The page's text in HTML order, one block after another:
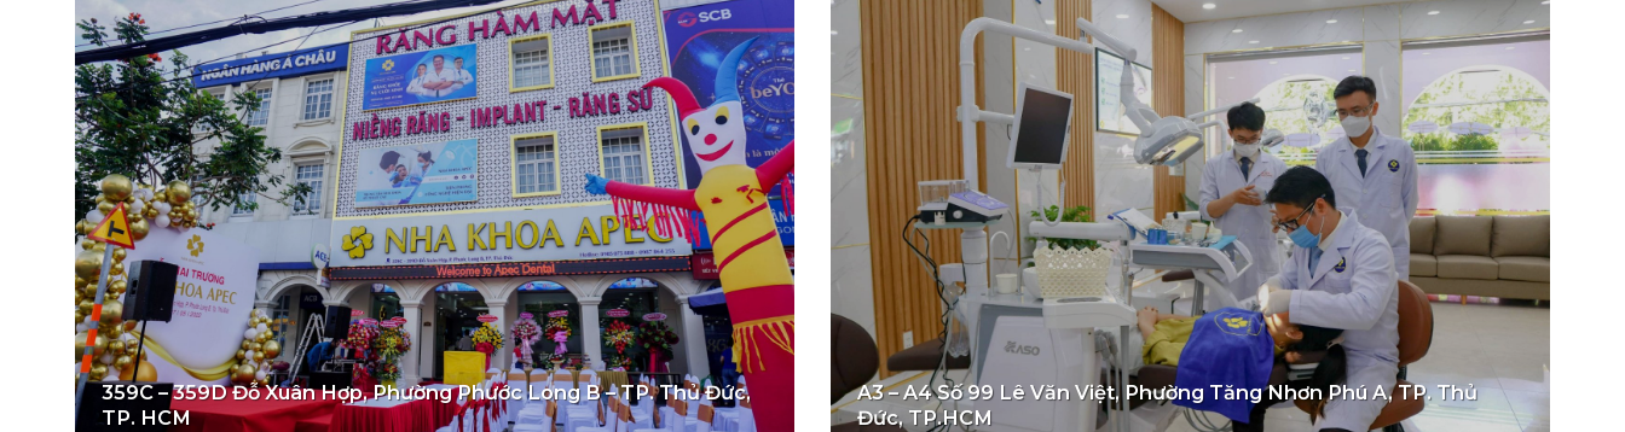
359C – 359D Đỗ Xuân Hợp, Phường Phước Long B – TP. Thủ Đức,
TP. HCM
A3 – A4 Số 99 Lê Văn Việt, Phường Tăng Nhơn Phú A, TP. Thủ
Đức, TP.HCM